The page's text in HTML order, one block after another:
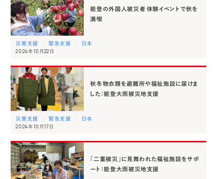
能登の外国人被災者 体験イベントで秋を
満喫
災害支援 緊急支援 日本
2024年10月22日
秋冬物衣類を避難所や福祉施設に届けま
した：能登大雨被災地支援
災害支援 緊急支援 日本
2024年10月17日
「二重被災」に見舞われた福祉施設をサポ
ート：能登大雨被災地支援